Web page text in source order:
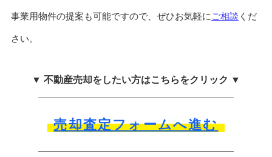
事業用物件の提案も可能ですので、ぜひお気軽に ご相談 くだ
さい。
▼ 不動産売却をしたい方はこちらをクリック ▼
売却査定フォームへ進む